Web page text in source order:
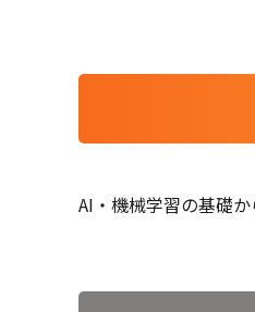
AI・機械学習の基礎